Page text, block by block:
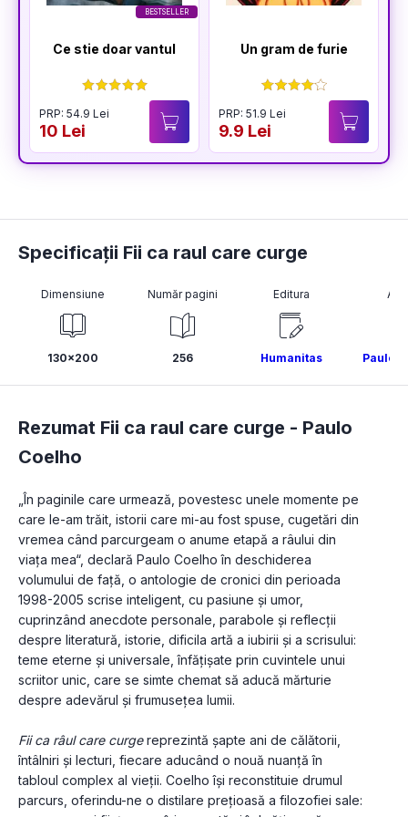
BESTSELLER
Ce stie doar vantul
PRP: 54.9 Lei
10 Lei
Un gram de furie
PRP: 51.9 Lei
9.9 Lei
Specificații Fii ca raul care curge
Dimensiune
130x200
Număr pagini
256
Editura
Humanitas Paulo
Rezumat Fii ca raul care curge - Paulo
Coelho
„În paginile care urmează, povestesc unele momente pe
care le-am trăit, istorii care mi-au fost spuse, cugetări din
vremea când parcurgeam o anume etapă a râului din
viața mea“, declară Paulo Coelho în deschiderea
volumului de față, o antologie de cronici din perioada
1998-2005 scrise inteligent, cu pasiune și umor,
cuprinzând anecdote personale, parabole și reflecții
despre literatură, istorie, dificila artă a iubirii și a scrisului:
teme eterne și universale, înfățișate prin cuvintele unui
scriitor unic, care se simte chemat să aducă mărturie
despre adevărul și frumusețea lumii.
Fii ca râul care curge reprezintă șapte ani de călătorii,
întâlniri și lecturi, fiecare aducând o nouă nuanță în
tabloul complex al vieții. Coelho își reconstituie drumul
parcurs, oferindu-ne o distilare prețioasă a filozofiei sale: